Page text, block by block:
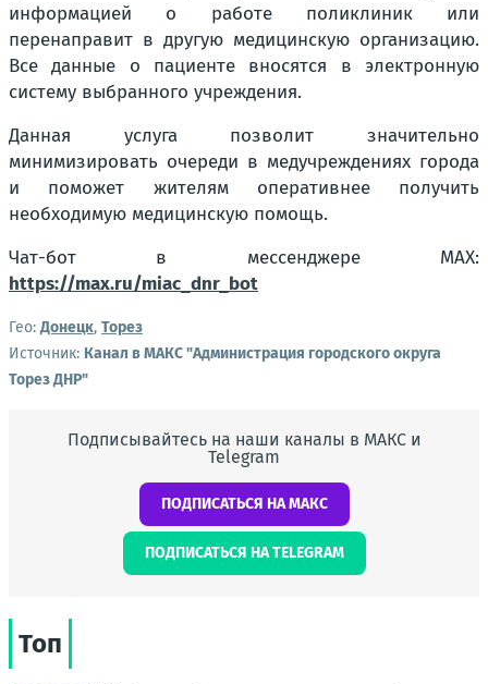
информацией о работе поликлиник или
перенаправит в другую медицинскую организацию.
Все данные о пациенте вносятся в электронную
систему выбранного учреждения.
Данная услуга позволит значительно
минимизировать очереди в медучреждениях города
и поможет жителям оперативнее получить
необходимую медицинскую помощь.
Чат-бот в мессенджере MAX:
https://max.ru/miac_dnr_bot
Гео:Донецк, Торез
Источник: Канал в МАКС "Администрация городского округа
Торез ДНР"
Подписывайтесь на наши каналы в МАКС и
Telegram
ПОДПИСАТЬСЯ НА МАКС
ПОДПИСАТЬСЯ НА TELEGRAM
Топ